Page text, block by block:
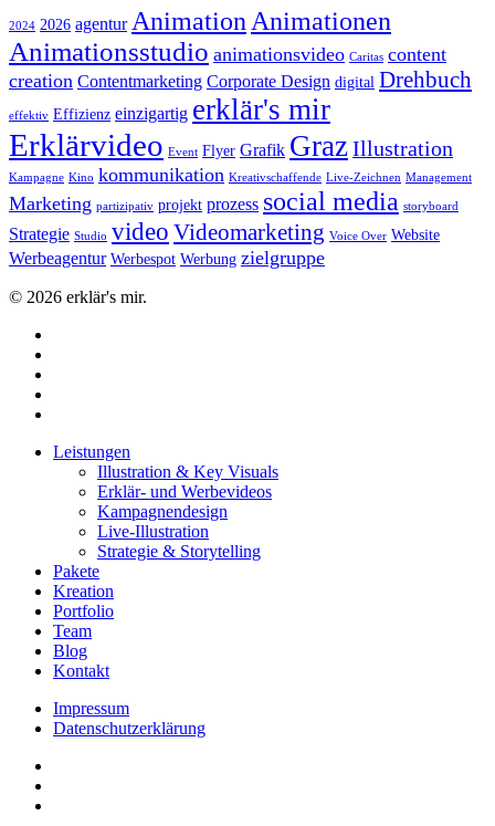
2024 2026 agentur AnimationAnimationen
Animationsstudio animationsvideo Caritas content
creation Contentmarketing Corporate Design digital Drehbuch
effektiv Effizienz einzigartig erklär's mir
Erklärvideo Event Flyer Grafik GrazIllustration
Kampagne Kino kommunikation Kreativschaffende Live-Zeichnen Management
Marketing partizipativ projekt prozess social media storyboard
Strategie Studio video Videomarketing Voice Over Website
Werbeagentur Werbespot Werbung zielgruppe
© 2026 erklär's mir.
Close
Leistungen
Illustration & Key Visuals
Erklär- und Werbevideos
Kampagnendesign
Live-Illustration
Strategie & Storytelling
Pakete
Kreation
Portfolio
Team
Blog
Kontakt
Impressum
Datenschutzerklärung